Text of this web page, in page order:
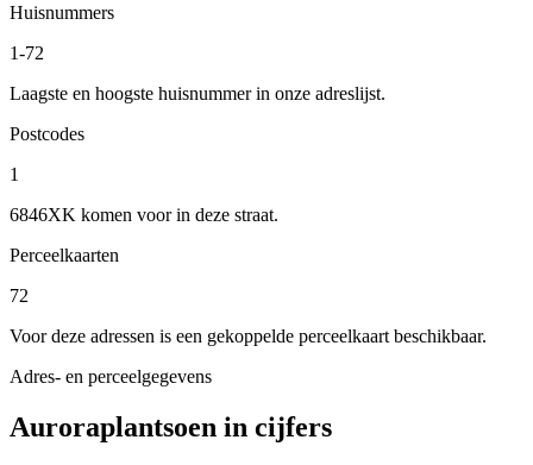
Huisnummers
1-72
Laagste en hoogste huisnummer in onze adreslijst.
Postcodes
1
6846XK komen voor in deze straat.
Perceelkaarten
72
Voor deze adressen is een gekoppelde perceelkaart beschikbaar.
Adres- en perceelgegevens
Auroraplantsoen in cijfers